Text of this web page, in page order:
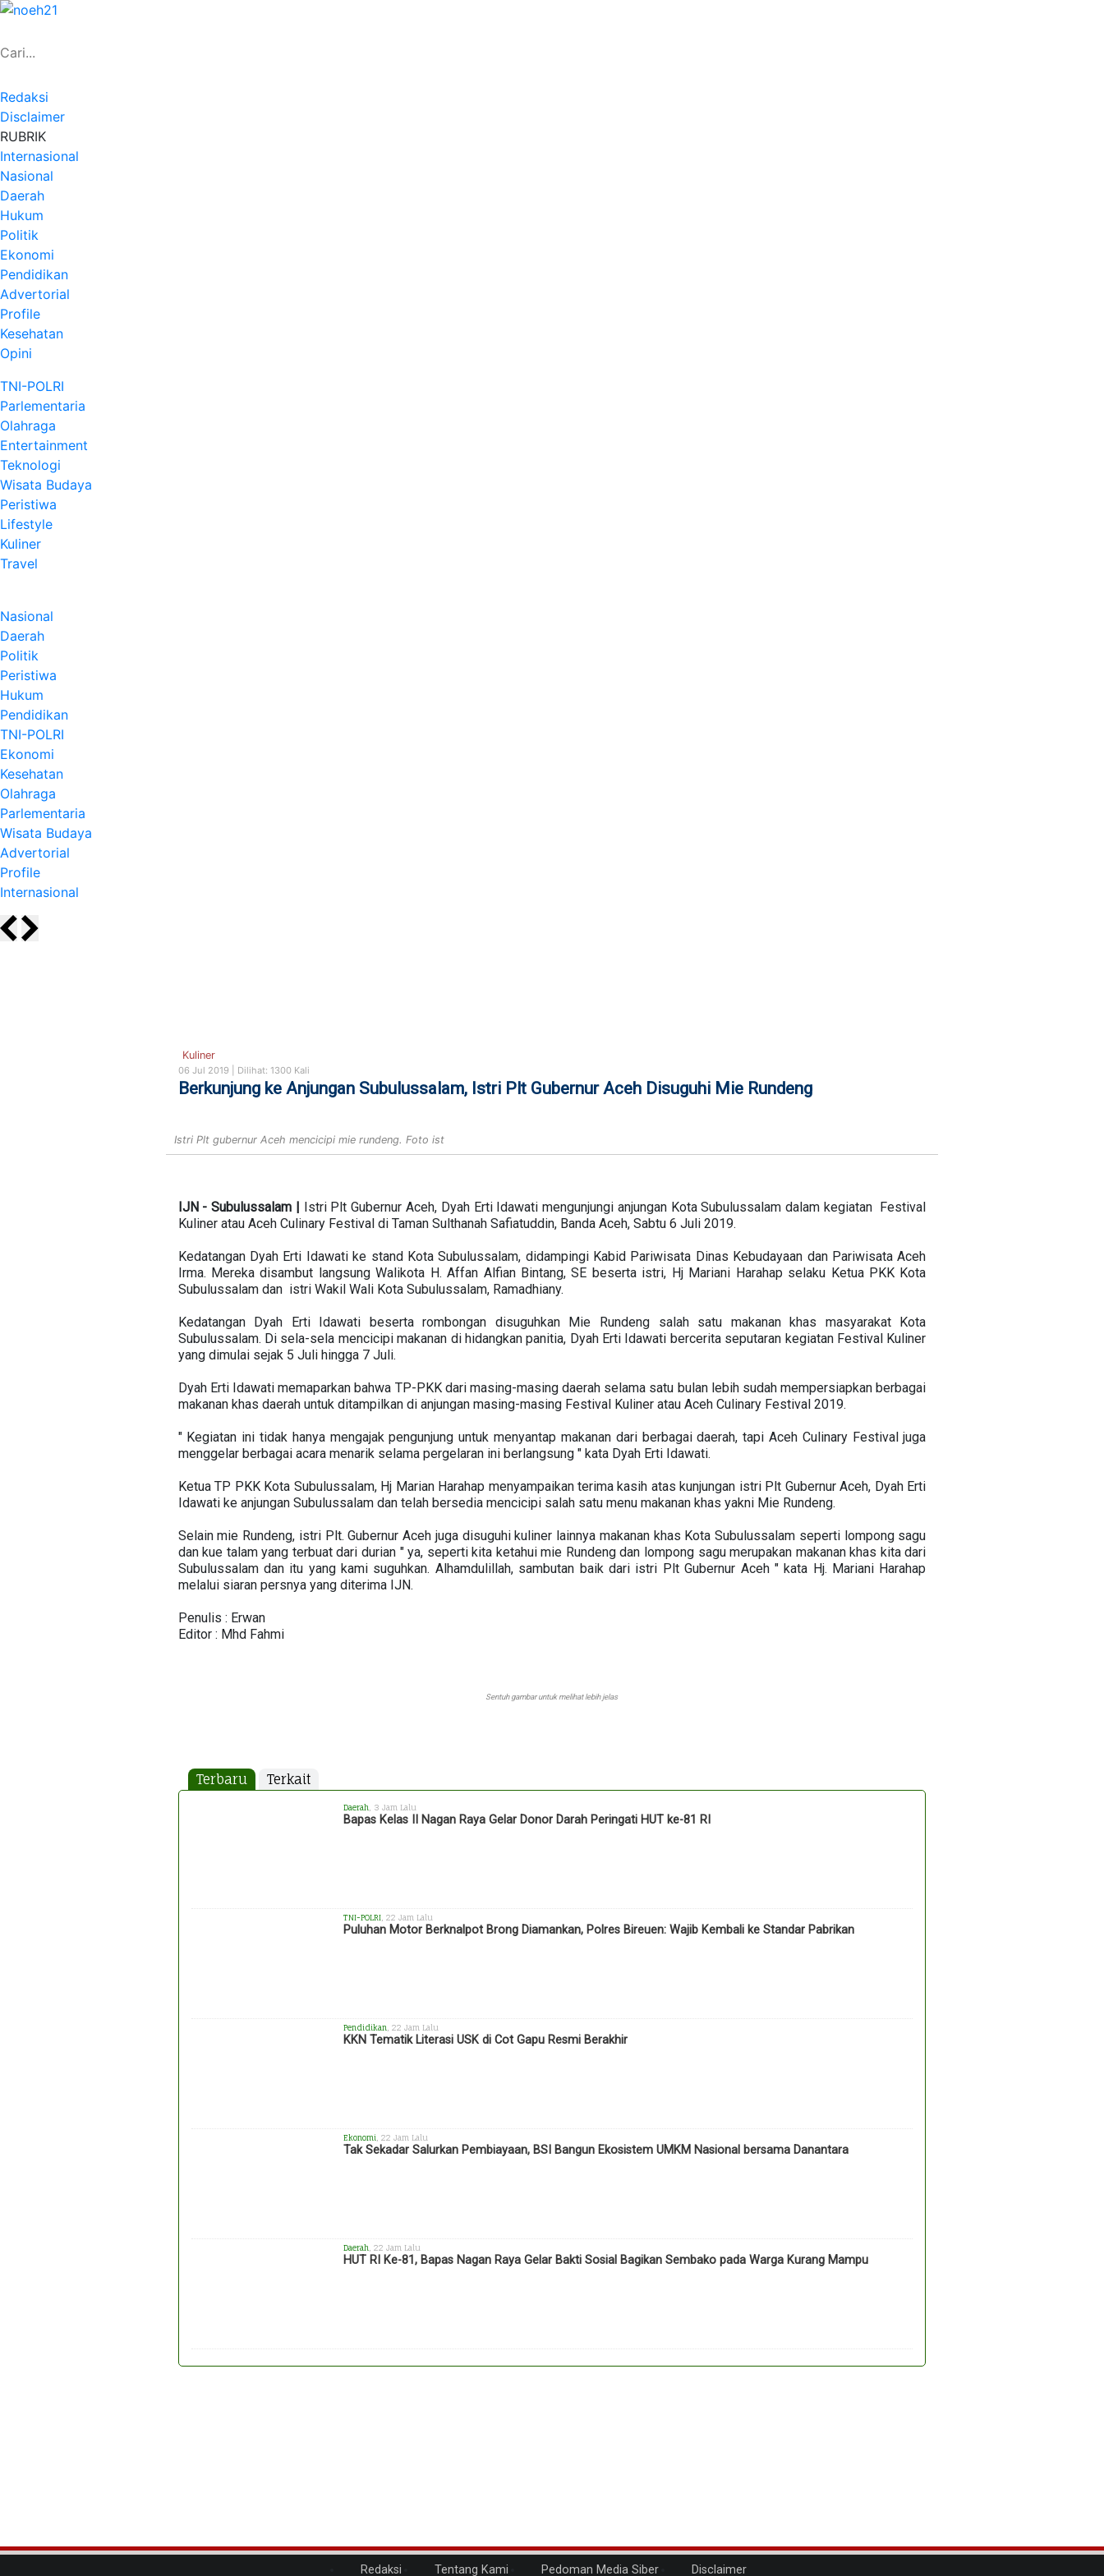
Redaksi
Disclaimer
RUBRIK
Internasional
Nasional
Daerah
Hukum
Politik
Ekonomi
Pendidikan
Advertorial
Profile
Kesehatan
Opini
TNI-POLRI
Parlementaria
Olahraga
Entertainment
Teknologi
Wisata Budaya
Peristiwa
Lifestyle
Kuliner
Travel
Nasional
Daerah
Politik
Peristiwa
Hukum
Pendidikan
TNI-POLRI
Ekonomi
Kesehatan
Olahraga
Parlementaria
Wisata Budaya
Advertorial
Profile
Internasional
Kuliner
06 Jul 2019 | Dilihat: 1300 Kali
Berkunjung ke Anjungan Subulussalam, Istri Plt Gubernur Aceh Disuguhi Mie Rundeng
Istri Plt gubernur Aceh mencicipi mie rundeng. Foto ist
IJN - Subulussalam | Istri Plt Gubernur Aceh, Dyah Erti Idawati mengunjungi anjungan Kota Subulussalam dalam kegiatan Festival
Kuliner atau Aceh Culinary Festival di Taman Sulthanah Safiatuddin, Banda Aceh, Sabtu 6 Juli 2019.
Kedatangan Dyah Erti Idawati ke stand Kota Subulussalam, didampingi Kabid Pariwisata Dinas Kebudayaan dan Pariwisata Aceh
Irma. Mereka disambut langsung Walikota H. Affan Alfian Bintang, SE beserta istri, Hj Mariani Harahap selaku Ketua PKK Kota
Subulussalam dan istri Wakil Wali Kota Subulussalam, Ramadhiany.
Kedatangan Dyah Erti Idawati beserta rombongan disuguhkan Mie Rundeng salah satu makanan khas masyarakat Kota
Subulussalam. Di sela-sela mencicipi makanan di hidangkan panitia, Dyah Erti Idawati bercerita seputaran kegiatan Festival Kuliner
yang dimulai sejak 5 Juli hingga 7 Juli.
Dyah Erti Idawati memaparkan bahwa TP-PKK dari masing-masing daerah selama satu bulan lebih sudah mempersiapkan berbagai
makanan khas daerah untuk ditampilkan di anjungan masing-masing Festival Kuliner atau Aceh Culinary Festival 2019.
" Kegiatan ini tidak hanya mengajak pengunjung untuk menyantap makanan dari berbagai daerah, tapi Aceh Culinary Festival juga
menggelar berbagai acara menarik selama pergelaran ini berlangsung " kata Dyah Erti Idawati.
Ketua TP PKK Kota Subulussalam, Hj Marian Harahap menyampaikan terima kasih atas kunjungan istri Plt Gubernur Aceh, Dyah Erti
Idawati ke anjungan Subulussalam dan telah bersedia mencicipi salah satu menu makanan khas yakni Mie Rundeng.
Selain mie Rundeng, istri Plt. Gubernur Aceh juga disuguhi kuliner lainnya makanan khas Kota Subulussalam seperti lompong sagu
dan kue talam yang terbuat dari durian " ya, seperti kita ketahui mie Rundeng dan lompong sagu merupakan makanan khas kita dari
Subulussalam dan itu yang kami suguhkan. Alhamdulillah, sambutan baik dari istri Plt Gubernur Aceh " kata Hj. Mariani Harahap
melalui siaran persnya yang diterima IJN.
Penulis : Erwan
Editor : Mhd Fahmi
Sentuh gambar untuk melihat lebih jelas
Terbaru Terkait
Daerah , 3 Jam Lalu
Bapas Kelas II Nagan Raya Gelar Donor Darah Peringati HUT ke-81 RI
TNI-POLRI , 22 Jam Lalu
Puluhan Motor Berknalpot Brong Diamankan, Polres Bireuen: Wajib Kembali ke Standar Pabrikan
Pendidikan , 22 Jam Lalu
KKN Tematik Literasi USK di Cot Gapu Resmi Berakhir
Ekonomi , 22 Jam Lalu
Tak Sekadar Salurkan Pembiayaan, BSI Bangun Ekosistem UMKM Nasional bersama Danantara
Daerah , 22 Jam Lalu
HUT RI Ke-81, Bapas Nagan Raya Gelar Bakti Sosial Bagikan Sembako pada Warga Kurang Mampu
Redaksi Tentang Kami Pedoman Media Siber Disclaimer